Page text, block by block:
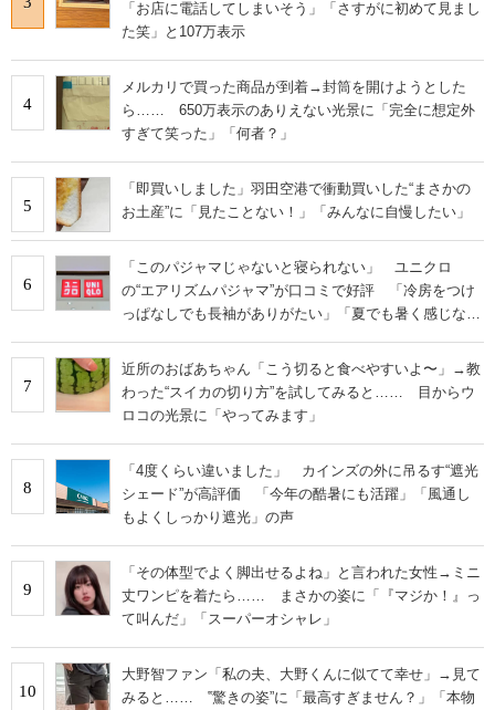
「お店に電話してしまいそう」「さすがに初めて見まし
た笑」と107万表示
4
メルカリで買った商品が到着→封筒を開けようとした
ら…… 650万表示のありえない光景に「完全に想定外
すぎて笑った」「何者？」
5
「即買いしました」羽田空港で衝動買いした“まさかの
お土産”に「見たことない！」「みんなに自慢したい」
6
「このパジャマじゃないと寝られない」 ユニクロ
の“エアリズムパジャマ”が口コミで好評 「冷房をつけ
っぱなしでも長袖がありがたい」「夏でも暑く感じな
7
近所のおばあちゃん「こう切ると食べやすいよ〜」→教
わった“スイカの切り方”を試してみると…… 目からウ
ロコの光景に「やってみます」
8
「4度くらい違いました」 カインズの外に吊るす“遮光
シェード”が高評価 「今年の酷暑にも活躍」「風通し
もよくしっかり遮光」の声
9
「その体型でよく脚出せるよね」と言われた女性→ミニ
丈ワンピを着たら…… まさかの姿に「『マジか！』っ
て叫んだ」「スーパーオシャレ」
10
大野智ファン「私の夫、大野くんに似てて幸せ」→見て
みると…… ‟驚きの姿”に「最高すぎません？」「本物